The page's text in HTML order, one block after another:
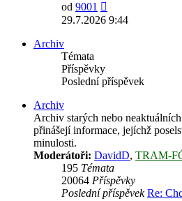
od 9001
poslední
29.7.2026 9:44
Archiv
Témata
Příspěvky
Poslední příspěvek
Archiv
Archiv starých nebo
přinášejí informace, jejíchž
minulosti.
Moderátoři: DavidD, TRAM-
195 Témata
20064 Příspěvky
Poslední příspěvek Re: